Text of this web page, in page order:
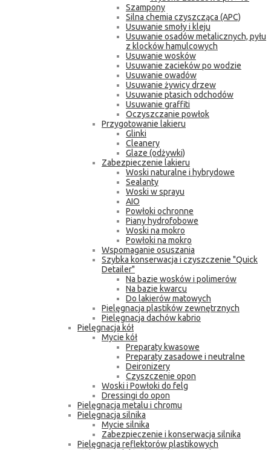
Szampony
Silna chemia czyszcząca (APC)
Usuwanie smoły i kleju
Usuwanie osadów metalicznych, pyłu
z klocków hamulcowych
Usuwanie wosków
Usuwanie zacieków po wodzie
Usuwanie owadów
Usuwanie żywicy drzew
Usuwanie ptasich odchodów
Usuwanie graffiti
Oczyszczanie powłok
Przygotowanie lakieru
Glinki
Cleanery
Glaze (odżywki)
Zabezpieczenie lakieru
Woski naturalne i hybrydowe
Sealanty
Woski w sprayu
AIO
Powłoki ochronne
Piany hydrofobowe
Woski na mokro
Powłoki na mokro
Wspomaganie osuszania
Szybka konserwacja i czyszczenie "Quick
Detailer"
Na bazie wosków i polimerów
Na bazie kwarcu
Do lakierów matowych
Pielęgnacja plastików zewnętrznych
Pielęgnacja dachów kabrio
Pielęgnacja kół
Mycie kół
Preparaty kwasowe
Preparaty zasadowe i neutralne
Deironizery
Czyszczenie opon
Woski i Powłoki do felg
Dressingi do opon
Pielęgnacja metalu i chromu
Pielęgnacja silnika
Mycie silnika
Zabezpieczenie i konserwacja silnika
Pielęgnacja reflektorów plastikowych